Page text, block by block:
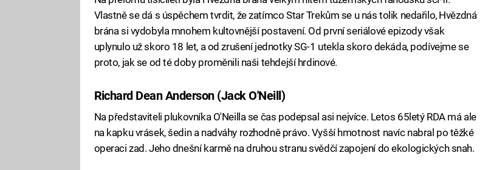
Vlastně se dá s úspěchem tvrdit, že zatímco Star Trekům se u nás tolik nedařilo, Hvězdná
brána si vydobyla mnohem kultovnější postavení. Od první seriálové epizody však
uplynulo už skoro 18 let, a od zrušení jednotky SG-1 utekla skoro dekáda, podívejme se
proto, jak se od té doby proměnili naši tehdejší hrdinové.
Richard Dean Anderson (Jack O'Neill)
Na představiteli plukovníka O'Neilla se čas podepsal asi nejvíce. Letos 65letý RDA má ale
na kapku vrásek, šedin a nadváhy rozhodně právo. Vyšší hmotnost navíc nabral po těžké
operaci zad. Jeho dnešní karmě na druhou stranu svědčí zapojení do ekologických snah.